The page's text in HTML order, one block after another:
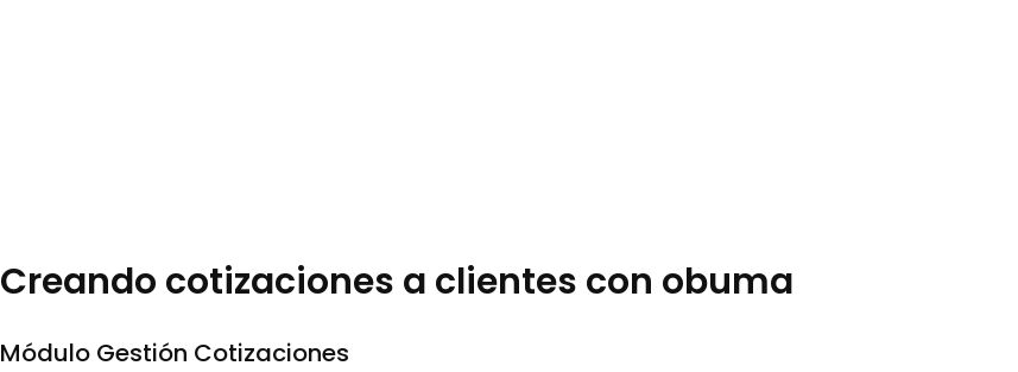
Creando cotizaciones a clientes con obuma
Módulo Gestión Cotizaciones